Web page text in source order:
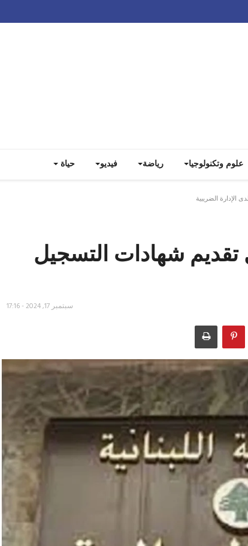
علوم وتكنولوجيا رياضة فيديو حياة
الإدارة الضريبية
تقديم شهادات التسجيل
سبتمبر 17, 2024 - 17:16